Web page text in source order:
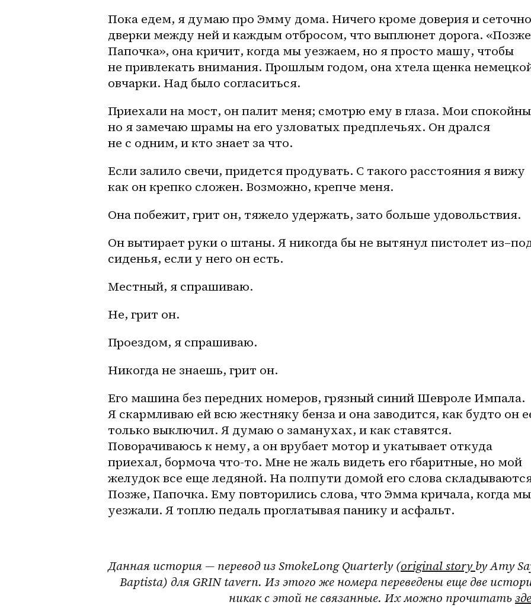
Пока едем, я думаю про Эмму дома. Ничего кроме доверия и
дверки между ней и каждым отбросом, что выплюнет дорога.
Папочка», она кричит, когда мы уезжаем, но я просто машу, чтобы
не привлекать внимания. Прошлым годом, она хтела щенка
овчарки. Над было согласиться.
Приехали на мост, он палит меня; смотрю ему в глаза. Мои
но я замечаю шрамы на его узловатых предплечьях. Он дрался
не с одним, и кто знает за что.
Если залило свечи, придется продувать. С такого расстояния я вижу
как он крепко сложен. Возможно, крепче меня.
Она побежит, грит он, тяжело удержать, зато больше удовольствия.
Он вытирает руки о штаны. Я никогда бы не вытянул пистолет
сиденья, если у него он есть.
Местный, я спрашиваю.
Не, грит он.
Проездом, я спрашиваю.
Никогда не знаешь, грит он.
Его машина без передних номеров, грязный синий Шевроле Импала.
Я скармливаю ей всю жестняку бенза и она заводится, как будто он
только выключил. Я думаю о заманухах, и как ставятся.
Поворачиваюсь к нему, а он врубает мотор и укатывает откуда
приехал, бормоча что-то. Мне не жаль видеть его гбаритные, но мой
желудок все еще ледяной. На полпути домой его слова
Позже, Папочка. Ему повторились слова, что Эмма кричала, когда мы
уезжали. Я топлю педаль проглатывая панику и асфальт.
Данная история — перевод из SmokeLong Quarterly (original story by Amy
Baptista) для GRIN tavern. Из этого же номера переведены еще две
никак с этой не связанные. Их можно прочитать